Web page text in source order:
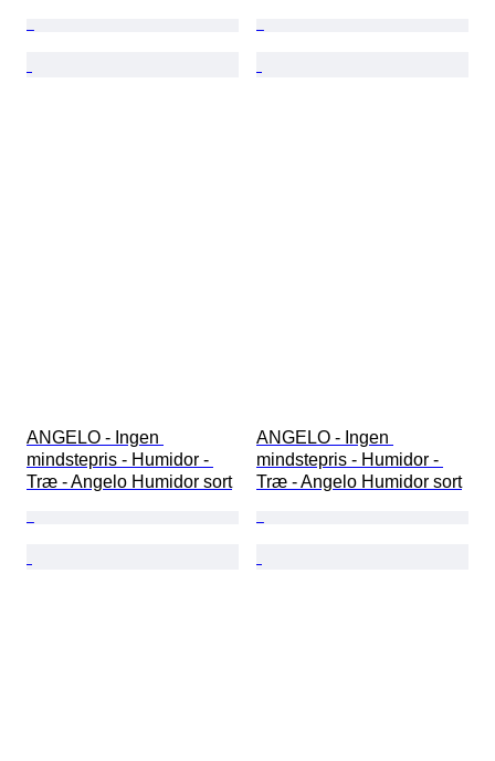
ANGELO - Ingen
mindstepris - Humidor -
Træ - Angelo Humidor sort
ANGELO - Ingen
mindstepris - Humidor -
Træ - Angelo Humidor sort